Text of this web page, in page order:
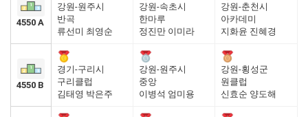
4550 A
강원-원주시
반곡
류선미 최영순
강원-속초시
한마루
정진만 이미라
강원-춘천시
아카데미
지화윤 진혜경
4550 B
경기-구리시
구리클럽
김태영 박은주
강원-원주시
중앙
이병석 엄미용
강원-횡성군
원클럽
신효순 양도해